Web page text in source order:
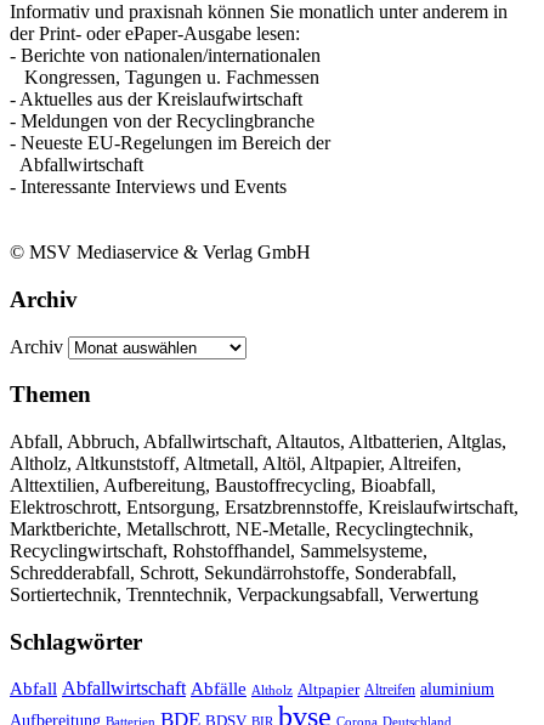
Informativ und praxisnah können Sie monatlich unter anderem in
der Print- oder ePaper-Ausgabe lesen:
- Berichte von nationalen/internationalen
Kongressen, Tagungen u. Fachmessen
- Aktuelles aus der Kreislaufwirtschaft
- Meldungen von der Recyclingbranche
- Neueste EU-Regelungen im Bereich der
Abfallwirtschaft
- Interessante Interviews und Events
© MSV Mediaservice & Verlag GmbH
Archiv
Archiv
Themen
Abfall, Abbruch, Abfallwirtschaft, Altautos, Altbatterien, Altglas,
Altholz, Altkunststoff, Altmetall, Altöl, Altpapier, Altreifen,
Alttextilien, Aufbereitung, Baustoffrecycling, Bioabfall,
Elektroschrott, Entsorgung, Ersatzbrennstoffe, Kreislaufwirtschaft,
Marktberichte, Metallschrott, NE-Metalle, Recyclingtechnik,
Recyclingwirtschaft, Rohstoffhandel, Sammelsysteme,
Schredderabfall, Schrott, Sekundärrohstoffe, Sonderabfall,
Sortiertechnik, Trenntechnik, Verpackungsabfall, Verwertung
Schlagwörter
Abfall Abfallwirtschaft Abfälle Altholz Altpapier Altreifen aluminium
Aufbereitung Batterien BDE BIR bvse